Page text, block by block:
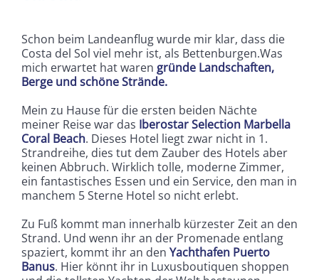
Schon beim Landeanflug wurde mir klar, dass die
Costa del Sol viel mehr ist, als Bettenburgen.Was
mich erwartet hat waren gründe Landschaften,
Berge und schöne Strände.
Mein zu Hause für die ersten beiden Nächte
meiner Reise war das Iberostar Selection Marbella
Coral Beach. Dieses Hotel liegt zwar nicht in 1.
Strandreihe, dies tut dem Zauber des Hotels aber
keinen Abbruch. Wirklich tolle, moderne Zimmer,
ein fantastisches Essen und ein Service, den man in
manchem 5 Sterne Hotel so nicht erlebt.
Zu Fuß kommt man innerhalb kürzester Zeit an den
Strand. Und wenn ihr an der Promenade entlang
spaziert, kommt ihr an den Yachthafen Puerto
Banus. Hier könnt ihr in Luxusboutiquen shoppen